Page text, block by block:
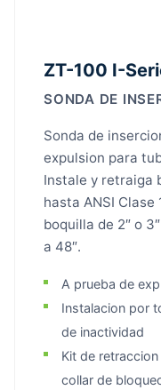
ZT-100 I-
SONDA DE
Sonda de
expulsion para
Instale y retraiga
hasta ANSI Clase
boquilla de 2″ o
a 48″.
A prueba de
Instalacion por
de inactividad
Kit de
collar de